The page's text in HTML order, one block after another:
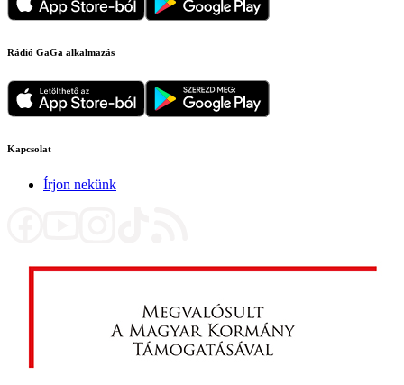
Rádió GaGa alkalmazás
Kapcsolat
Írjon nekünk